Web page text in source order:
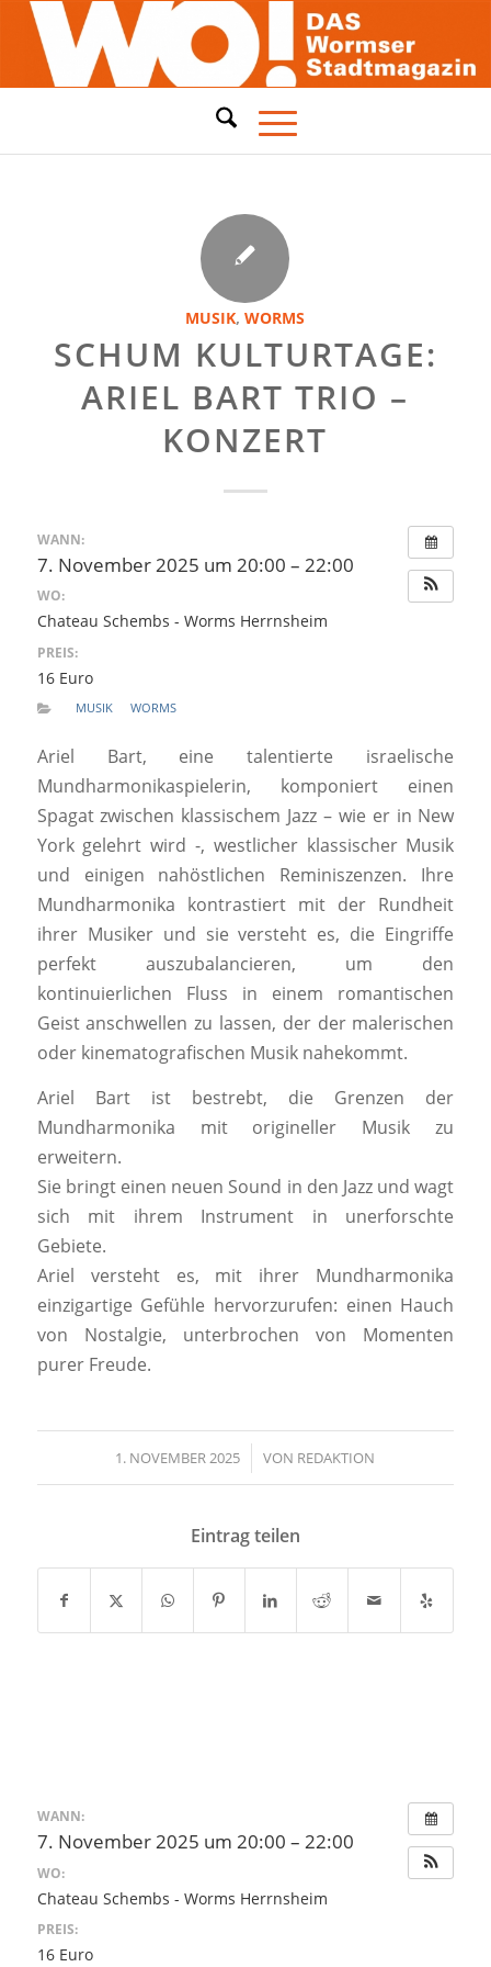
MUSIK,WORMS
SCHUM KULTURTAGE:
ARIEL BART TRIO –
KONZERT
WANN:
7. November 2025 um 20:00 – 22:00
WO:
Chateau Schembs - Worms Herrnsheim
PREIS:
16 Euro
MUSIK WORMS
Ariel Bart, eine talentierte israelische
Mundharmonikaspielerin, komponiert einen
Spagat zwischen klassischem Jazz – wie er in New
York gelehrt wird -, westlicher klassischer Musik
und einigen nahöstlichen Reminiszenzen. Ihre
Mundharmonika kontrastiert mit der Rundheit
ihrer Musiker und sie versteht es, die Eingriffe
perfekt auszubalancieren, um den
kontinuierlichen Fluss in einem romantischen
Geist anschwellen zu lassen, der der malerischen
oder kinematografischen Musik nahekommt.
Ariel Bart ist bestrebt, die Grenzen der
Mundharmonika mit origineller Musik zu
erweitern.
Sie bringt einen neuen Sound in den Jazz und wagt
sich mit ihrem Instrument in unerforschte
Gebiete.
Ariel versteht es, mit ihrer Mundharmonika
einzigartige Gefühle hervorzurufen: einen Hauch
von Nostalgie, unterbrochen von Momenten
purer Freude.
1. NOVEMBER 2025
/ VON REDAKTION
Eintrag teilen
WANN:
7. November 2025 um 20:00 – 22:00
WO:
Chateau Schembs - Worms Herrnsheim
PREIS:
16 Euro